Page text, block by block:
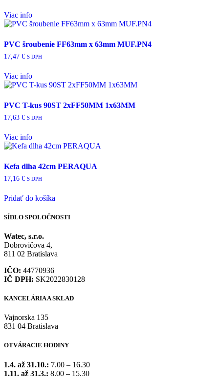
Viac info
PVC šroubenie FF63mm x 63mm MUF.PN4
17,47 € S DPH
Viac info
PVC T-kus 90ST 2xFF50MM 1x63MM
17,63 € S DPH
Viac info
Kefa dlha 42cm PERAQUA
17,16 € S DPH
Pridať do košíka
SÍDLO SPOLOČNOSTI
Watec, s.r.o.
Dobrovičova 4,
811 02 Bratislava
IČO: 44770936
IČ DPH: SK2022830128
KANCELÁRIA A SKLAD
Vajnorska 135
831 04 Bratislava
OTVÁRACIE HODINY
1.4. až 31.10.: 7.00 – 16.30
1.11. až 31.3.: 8.00 – 15.30